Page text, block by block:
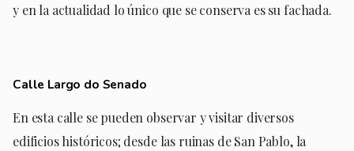
y en la actualidad lo único que se conserva es su fachada.
Calle Largo do Senado
En esta calle se pueden observar y visitar diversos
edificios históricos; desde las ruinas de San Pablo, la